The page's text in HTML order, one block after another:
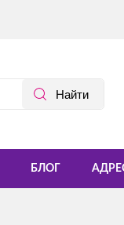
БЛОГ